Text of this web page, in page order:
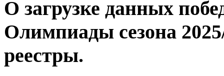
О загрузке данных
Олимпиады сезона
реестры.